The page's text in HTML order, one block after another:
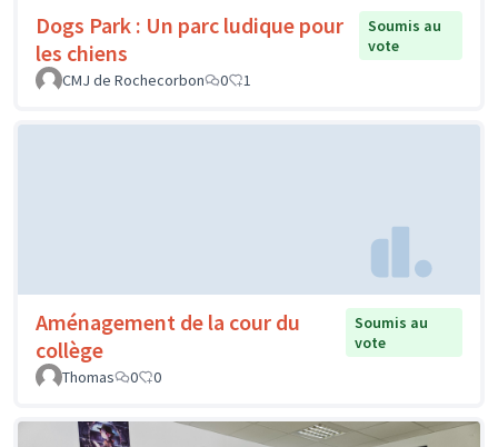
Dogs Park : Un parc ludique pour
les chiens
Soumis au
vote
CMJ de Rochecorbon
0 1
Aménagement de la cour du
collège
Soumis au
vote
Thomas
0 0